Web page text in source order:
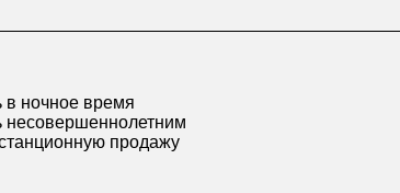
в ночное время
несовершеннолетним
продажу